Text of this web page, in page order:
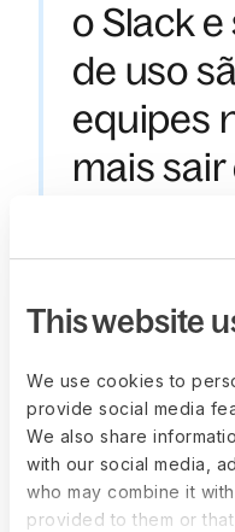
This website
We use cookies to
provide social media
We also share
with our social media,
who may combine it
provided to them or
o Slack
de uso
equipes
mais
apenas
Slack e,
tudo fica